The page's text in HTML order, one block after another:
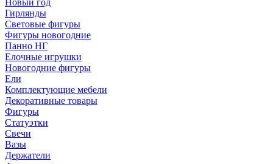
Новый год
Гирлянды
Световые фигуры
Фигуры новогодние
Панно НГ
Елочные игрушки
Новогодние фигуры
Ели
Комплектующие мебели
Декоративные товары
Фигуры
Статуэтки
Свечи
Вазы
Держатели